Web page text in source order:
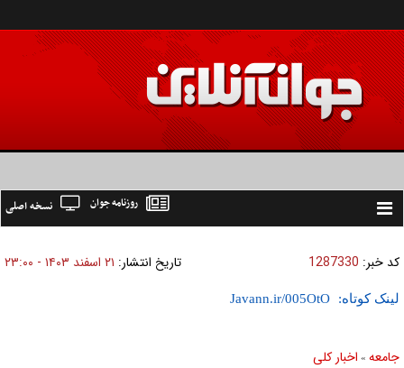
Toggle
نسخه اصلی روزنامه جوان
کد خبر: 1287330 تاریخ انتشار: ۲۱ اسفند ۱۴۰۳ - ۲۳:۰۰
لینک کوتاه:
جامعه » اخبار كلی